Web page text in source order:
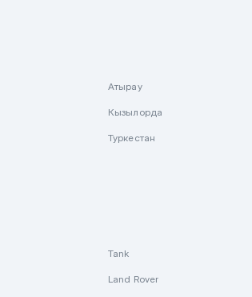
Атырау
Кызылорда
Туркестан
Tank
Land Rover